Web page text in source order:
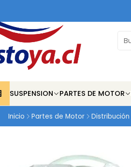
SUSPENSION PARTES DE MOTOR
Inicio Partes de Motor Distribución